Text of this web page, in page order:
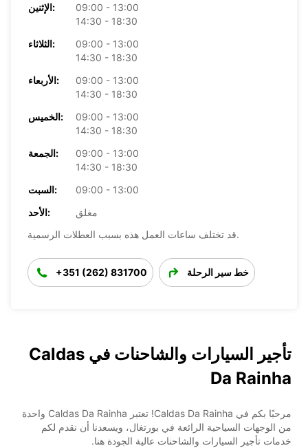
الإثنين:
09:00 - 13:00
14:30 - 18:30
الثلاثاء:
09:00 - 13:00
14:30 - 18:30
الأربعاء:
09:00 - 13:00
14:30 - 18:30
الخميس:
09:00 - 13:00
14:30 - 18:30
الجمعة:
09:00 - 13:00
14:30 - 18:30
السبت:
09:00 - 13:00
الأحد:
مغلق
قد تختلف ساعات العمل هذه بسبب العطلات الرسمية.
+351 (262) 831700 خط سير الرحلة
تأجير السيارات والشاحنات في Caldas
Da Rainha
مرحبًا بكم في Caldas Da Rainha! تعتبر Caldas Da Rainha واحدة
من الوجهات السياحية الرائعة في بورتغال، ويسعدنا أن نقدم لكم
خدمات تأجير السيارات والشاحنات عالية الجودة هنا.